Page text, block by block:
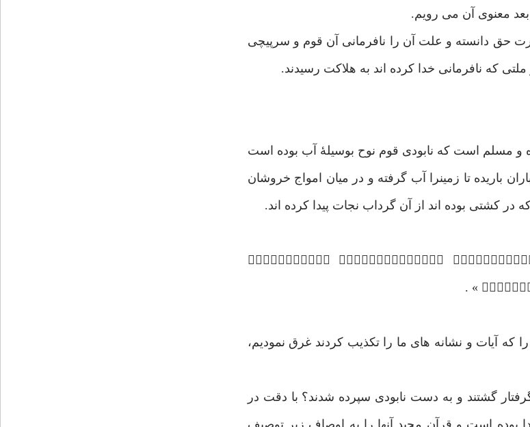
معنوی آن می رویم.
حق دانسته و علت آن را نافرمانی آن قوم و سرپیچی
که نافرمانی خدا کرده اند به هلاکت رسیدند.
و مسلم است که نابودی قوم نوح بوسیلۀ آب بوده است
باریده تا زمینرا آب گرفته و در میان امواج خروشان
کشتی بوده اند از آن گرداب نجات پیدا کرده اند.
« 
که آیات و نشانه های ما را تکذیب کردند غرق نمودیم،
گشتند و به دست نابودی سپرده شدند؟ با دقت در